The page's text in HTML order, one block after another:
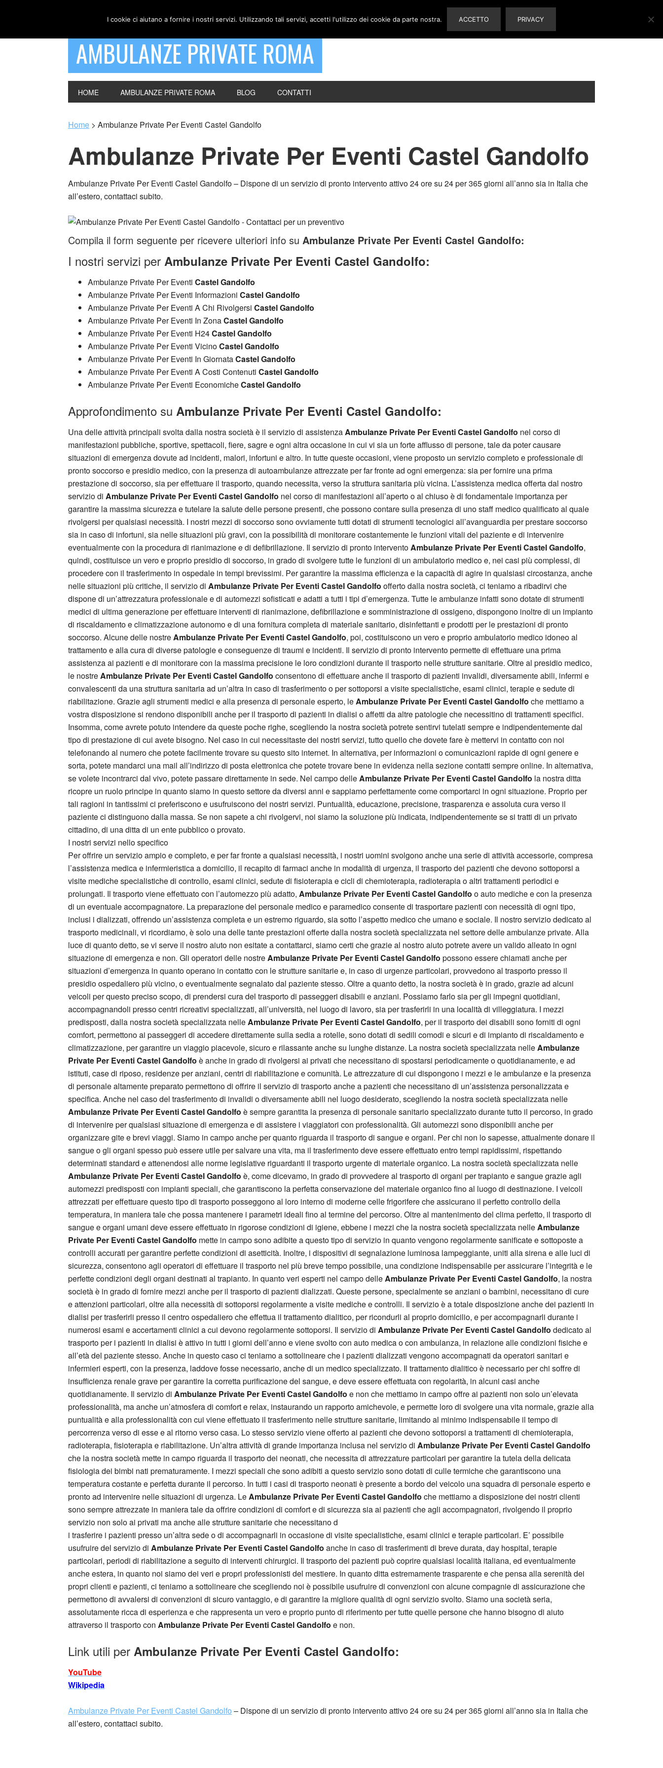
AMBULANZE PRIVATE ROMA
HOME AMBULANZE PRIVATE ROMA BLOG CONTATTI
Home > Ambulanze Private Per Eventi Castel Gandolfo
Ambulanze Private Per Eventi Castel Gandolfo
Ambulanze Private Per Eventi Castel Gandolfo – Dispone di un servizio di pronto intervento attivo 24 ore su 24 per 365 giorni all’anno sia in Italia che
all’estero, contattaci subito.
Compila il form seguente per ricevere ulteriori info su Ambulanze Private Per Eventi Castel Gandolfo:
I nostri servizi per Ambulanze Private Per Eventi Castel Gandolfo:
Ambulanze Private Per Eventi Castel Gandolfo
Ambulanze Private Per Eventi Informazioni Castel Gandolfo
Ambulanze Private Per Eventi A Chi Rivolgersi Castel Gandolfo
Ambulanze Private Per Eventi In ZonaCastel Gandolfo
Ambulanze Private Per Eventi H24Castel Gandolfo
Ambulanze Private Per Eventi VicinoCastel Gandolfo
Ambulanze Private Per Eventi In GiornataCastel Gandolfo
Ambulanze Private Per Eventi A Costi Contenuti Castel Gandolfo
Ambulanze Private Per Eventi EconomicheCastel Gandolfo
Approfondimento su Ambulanze Private Per Eventi Castel Gandolfo:
Una delle attività principali svolta dalla nostra società è il servizio di assistenzaAmbulanze Private Per Eventi Castel Gandolfo nel corso di
manifestazioni pubbliche, sportive, spettacoli, fiere, sagre e ogni altra occasione in cui vi sia un forte afflusso di persone, tale da poter causare
situazioni di emergenza dovute ad incidenti, malori, infortuni e altro. In tutte queste occasioni, viene proposto un servizio completo e professionale di
pronto soccorso e presidio medico, con la presenza di autoambulanze attrezzate per far fronte ad ogni emergenza: sia per fornire una prima
prestazione di soccorso, sia per effettuare il trasporto, quando necessita, verso la struttura sanitaria più vicina. L’assistenza medica offerta dal nostro
servizio di Ambulanze Private Per Eventi Castel Gandolfo nel corso di manifestazioni all’aperto o al chiuso è di fondamentale importanza per
garantire la massima sicurezza e tutelare la salute delle persone presenti, che possono contare sulla presenza di uno staff medico qualificato al quale
rivolgersi per qualsiasi necessità. I nostri mezzi di soccorso sono ovviamente tutti dotati di strumenti tecnologici all’avanguardia per prestare soccorso
sia in caso di infortuni, sia nelle situazioni più gravi, con la possibilità di monitorare costantemente le funzioni vitali del paziente e di intervenire
eventualmente con la procedura di rianimazione e di defibrillazione. Il servizio di pronto interventoAmbulanze Private Per Eventi Castel Gandolfo,
quindi, costituisce un vero e proprio presidio di soccorso, in grado di svolgere tutte le funzioni di un ambulatorio medico e, nei casi più complessi, di
procedere con il trasferimento in ospedale in tempi brevissimi. Per garantire la massima efficienza e la capacità di agire in qualsiasi circostanza, anche
nelle situazioni più critiche, il servizio di Ambulanze Private Per Eventi Castel Gandolfo offerto dalla nostra società, ci teniamo a ribadirvi che
dispone di un’attrezzatura professionale e di automezzi sofisticati e adatti a tutti i tipi d’emergenza. Tutte le ambulanze infatti sono dotate di strumenti
medici di ultima generazione per effettuare interventi di rianimazione, defibrillazione e somministrazione di ossigeno, dispongono inoltre di un impianto
di riscaldamento e climatizzazione autonomo e di una fornitura completa di materiale sanitario, disinfettanti e prodotti per le prestazioni di pronto
soccorso. Alcune delle nostreAmbulanze Private Per Eventi Castel Gandolfo, poi, costituiscono un vero e proprio ambulatorio medico idoneo al
trattamento e alla cura di diverse patologie e conseguenze di traumi e incidenti. Il servizio di pronto intervento permette di effettuare una prima
assistenza ai pazienti e di monitorare con la massima precisione le loro condizioni durante il trasporto nelle strutture sanitarie. Oltre al presidio medico,
le nostreAmbulanze Private Per Eventi Castel Gandolfo consentono di effettuare anche il trasporto di pazienti invalidi, diversamente abili, infermi e
convalescenti da una struttura sanitaria ad un’altra in caso di trasferimento o per sottoporsi a visite specialistiche, esami clinici, terapie e sedute di
riabilitazione. Grazie agli strumenti medici e alla presenza di personale esperto, leAmbulanze Private Per Eventi Castel Gandolfo che mettiamo a
vostra disposizione si rendono disponibili anche per il trasporto di pazienti in dialisi o affetti da altre patologie che necessitino di trattamenti specifici.
Insomma, come avrete potuto intendere da queste poche righe, scegliendo la nostra società potrete sentirvi tutelati sempre e indipendentemente dal
tipo di prestazione di cui avete bisogno. Nel caso in cui necessitaste dei nostri servizi, tutto quello che dovete fare è mettervi in contatto con noi
telefonando al numero che potete facilmente trovare su questo sito internet. In alternativa, per informazioni o comunicazioni rapide di ogni genere e
sorta, potete mandarci una mail all’indirizzo di posta elettronica che potete trovare bene in evidenza nella sezione contatti sempre online. In alternativa,
se volete incontrarci dal vivo, potete passare direttamente in sede. Nel campo delleAmbulanze Private Per Eventi Castel Gandolfo la nostra ditta
ricopre un ruolo principe in quanto siamo in questo settore da diversi anni e sappiamo perfettamente come comportarci in ogni situazione. Proprio per
tali ragioni in tantissimi ci preferiscono e usufruiscono dei nostri servizi. Puntualità, educazione, precisione, trasparenza e assoluta cura verso il
paziente ci distinguono dalla massa. Se non sapete a chi rivolgervi, noi siamo la soluzione più indicata, indipendentemente se si tratti di un privato
cittadino, di una ditta di un ente pubblico o provato.
I nostri servizi nello specifico
Per offrire un servizio ampio e completo, e per far fronte a qualsiasi necessità, i nostri uomini svolgono anche una serie di attività accessorie, compresa
l’assistenza medica e infermieristica a domicilio, il recapito di farmaci anche in modalità di urgenza, il trasporto dei pazienti che devono sottoporsi a
visite mediche specialistiche di controllo, esami clinici, sedute di fisioterapia e cicli di chemioterapia, radioterapia o altri trattamenti periodici e
prolungati. Il trasporto viene effettuato con l’automezzo più adatto, Ambulanze Private Per Eventi Castel Gandolfo o auto mediche e con la presenza
di un eventuale accompagnatore. La preparazione del personale medico e paramedico consente di trasportare pazienti con necessità di ogni tipo,
inclusi i dializzati, offrendo un’assistenza completa e un estremo riguardo, sia sotto l’aspetto medico che umano e sociale. Il nostro servizio dedicato al
trasporto medicinali, vi ricordiamo, è solo una delle tante prestazioni offerte dalla nostra società specializzata nel settore delle ambulanze private. Alla
luce di quanto detto, se vi serve il nostro aiuto non esitate a contattarci, siamo certi che grazie al nostro aiuto potrete avere un valido alleato in ogni
situazione di emergenza e non. Gli operatori delle nostreAmbulanze Private Per Eventi Castel Gandolfo possono essere chiamati anche per
situazioni d’emergenza in quanto operano in contatto con le strutture sanitarie e, in caso di urgenze particolari, provvedono al trasporto presso il
presidio ospedaliero più vicino, o eventualmente segnalato dal paziente stesso. Oltre a quanto detto, la nostra società è in grado, grazie ad alcuni
veicoli per questo preciso scopo, di prendersi cura del trasporto di passeggeri disabili e anziani. Possiamo farlo sia per gli impegni quotidiani,
accompagnandoli presso centri ricreativi specializzati, all’università, nel luogo di lavoro, sia per trasferirli in una località di villeggiatura. I mezzi
predisposti, dalla nostra società specializzata nelleAmbulanze Private Per Eventi Castel Gandolfo, per il trasporto dei disabili sono forniti di ogni
comfort, permettono ai passeggeri di accedere direttamente sulla sedia a rotelle, sono dotati di sedili comodi e sicuri e di impianto di riscaldamento e
climatizzazione, per garantire un viaggio piacevole, sicuro e rilassante anche su lunghe distanze. La nostra società specializzata nelleAmbulanze
Private Per Eventi Castel Gandolfo è anche in grado di rivolgersi ai privati che necessitano di spostarsi periodicamente o quotidianamente, e ad
istituti, case di riposo, residenze per anziani, centri di riabilitazione e comunità. Le attrezzature di cui dispongono i mezzi e le ambulanze e la presenza
di personale altamente preparato permettono di offrire il servizio di trasporto anche a pazienti che necessitano di un’assistenza personalizzata e
specifica. Anche nel caso del trasferimento di invalidi o diversamente abili nel luogo desiderato, scegliendo la nostra società specializzata nelle
Ambulanze Private Per Eventi Castel Gandolfo è sempre garantita la presenza di personale sanitario specializzato durante tutto il percorso, in grado
di intervenire per qualsiasi situazione di emergenza e di assistere i viaggiatori con professionalità. Gli automezzi sono disponibili anche per
organizzare gite e brevi viaggi. Siamo in campo anche per quanto riguarda il trasporto di sangue e organi. Per chi non lo sapesse, attualmente donare il
sangue o gli organi spesso può essere utile per salvare una vita, ma il trasferimento deve essere effettuato entro tempi rapidissimi, rispettando
determinati standard e attenendosi alle norme legislative riguardanti il trasporto urgente di materiale organico. La nostra società specializzata nelle
Ambulanze Private Per Eventi Castel Gandolfo è, come dicevamo, in grado di provvedere al trasporto di organi per trapianto e sangue grazie agli
automezzi predisposti con impianti speciali, che garantiscono la perfetta conservazione del materiale organico fino al luogo di destinazione. I veicoli
attrezzati per effettuare questo tipo di trasporto posseggono al loro interno di moderne celle frigorifere che assicurano il perfetto controllo della
temperatura, in maniera tale che possa mantenere i parametri ideali fino al termine del percorso. Oltre al mantenimento del clima perfetto, il trasporto di
sangue e organi umani deve essere effettuato in rigorose condizioni di igiene, ebbene i mezzi che la nostra società specializzata nelleAmbulanze
Private Per Eventi Castel Gandolfo mette in campo sono adibite a questo tipo di servizio in quanto vengono regolarmente sanificate e sottoposte a
controlli accurati per garantire perfette condizioni di asetticità. Inoltre, i dispositivi di segnalazione luminosa lampeggiante, uniti alla sirena e alle luci di
sicurezza, consentono agli operatori di effettuare il trasporto nel più breve tempo possibile, una condizione indispensabile per assicurare l’integrità e le
perfette condizioni degli organi destinati al trapianto. In quanto veri esperti nel campo delleAmbulanze Private Per Eventi Castel Gandolfo, la nostra
società è in grado di fornire mezzi anche per il trasporto di pazienti dializzati. Queste persone, specialmente se anziani o bambini, necessitano di cure
e attenzioni particolari, oltre alla necessità di sottoporsi regolarmente a visite mediche e controlli. Il servizio è a totale disposizione anche dei pazienti in
dialisi per trasferirli presso il centro ospedaliero che effettua il trattamento dialitico, per ricondurli al proprio domicilio, e per accompagnarli durante i
numerosi esami e accertamenti clinici a cui devono regolarmente sottoporsi. Il servizio di Ambulanze Private Per Eventi Castel Gandolfo dedicato al
trasporto per i pazienti in dialisi è attivo in tutti i giorni dell’anno e viene svolto con auto medica o con ambulanza, in relazione alle condizioni fisiche e
all’età del paziente stesso. Anche in questo caso ci teniamo a sottolineare che i pazienti dializzati vengono accompagnati da operatori sanitari e
infermieri esperti, con la presenza, laddove fosse necessario, anche di un medico specializzato. Il trattamento dialitico è necessario per chi soffre di
insufficienza renale grave per garantire la corretta purificazione del sangue, e deve essere effettuata con regolarità, in alcuni casi anche
quotidianamente. Il servizio di Ambulanze Private Per Eventi Castel Gandolfo e non che mettiamo in campo offre ai pazienti non solo un’elevata
professionalità, ma anche un’atmosfera di comfort e relax, instaurando un rapporto amichevole, e permette loro di svolgere una vita normale, grazie alla
puntualità e alla professionalità con cui viene effettuato il trasferimento nelle strutture sanitarie, limitando al minimo indispensabile il tempo di
percorrenza verso di esse e al ritorno verso casa. Lo stesso servizio viene offerto ai pazienti che devono sottoporsi a trattamenti di chemioterapia,
radioterapia, fisioterapia e riabilitazione. Un’altra attività di grande importanza inclusa nel servizio di Ambulanze Private Per Eventi Castel Gandolfo
che la nostra società mette in campo riguarda il trasporto dei neonati, che necessita di attrezzature particolari per garantire la tutela della delicata
fisiologia dei bimbi nati prematuramente. I mezzi speciali che sono adibiti a questo servizio sono dotati di culle termiche che garantiscono una
temperatura costante e perfetta durante il percorso. In tutti i casi di trasporto neonati è presente a bordo del veicolo una squadra di personale esperto e
pronto ad intervenire nelle situazioni di urgenza. LeAmbulanze Private Per Eventi Castel Gandolfo che mettiamo a disposizione dei nostri clienti
sono sempre attrezzate in maniera tale da offrire condizioni di comfort e di sicurezza sia ai pazienti che agli accompagnatori, rivolgendo il proprio
servizio non solo ai privati ma anche alle strutture sanitarie che necessitano d
i trasferire i pazienti presso un’altra sede o di accompagnarli in occasione di visite specialistiche, esami clinici e terapie particolari. E’ possibile
usufruire del servizio di Ambulanze Private Per Eventi Castel Gandolfo anche in caso di trasferimenti di breve durata, day hospital, terapie
particolari, periodi di riabilitazione a seguito di interventi chirurgici. Il trasporto dei pazienti può coprire qualsiasi località italiana, ed eventualmente
anche estera, in quanto noi siamo dei veri e propri professionisti del mestiere. In quanto ditta estremamente trasparente e che pensa alla serenità dei
propri clienti e pazienti, ci teniamo a sottolineare che scegliendo noi è possibile usufruire di convenzioni con alcune compagnie di assicurazione che
permettono di avvalersi di convenzioni di sicuro vantaggio, e di garantire la migliore qualità di ogni servizio svolto. Siamo una società seria,
assolutamente ricca di esperienza e che rappresenta un vero e proprio punto di riferimento per tutte quelle persone che hanno bisogno di aiuto
attraverso il trasporto con Ambulanze Private Per Eventi Castel Gandolfo e non.
Link utili per Ambulanze Private Per Eventi Castel Gandolfo:
YouTube
Wikipedia
Ambulanze Private Per Eventi Castel Gandolfo – Dispone di un servizio di pronto intervento attivo 24 ore su 24 per 365 giorni all’anno sia in Italia che
all’estero, contattaci subito.
I cookie ci aiutano a fornire i nostri servizi. Utilizzando tali servizi, accetti l'utilizzo dei cookie da parte nostra. ACCETTO PRIVACY